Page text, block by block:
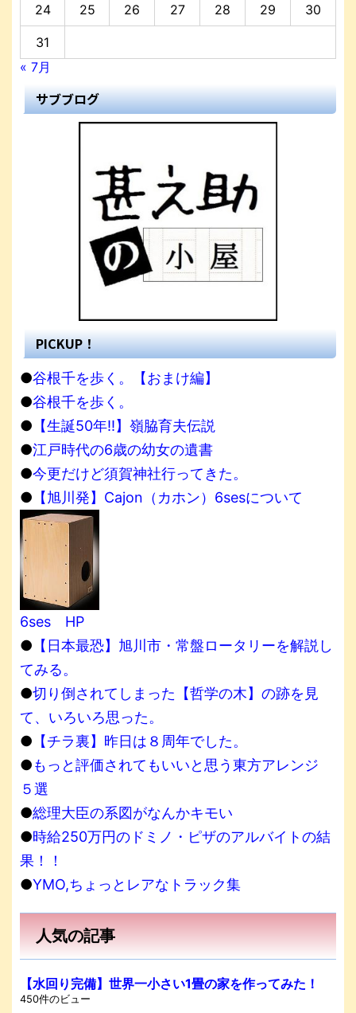
24 25 26 27 28 29 30
31
« 7月
サブブログ
PICKUP！
●谷根千を歩く。【おまけ編】
●谷根千を歩く。
● 【生誕50年!!】嶺脇育夫伝説
●江戸時代の6歳の幼女の遺書
●今更だけど須賀神社行ってきた。
● 【旭川発】Cajon（カホン）6sesについて
6ses HP
● 【日本最恐】旭川市・常盤ロータリーを解説し
てみる。
●切り倒されてしまった【哲学の木】の跡を見
て、いろいろ思った。
● 【チラ裏】昨日は８周年でした。
●もっと評価されてもいいと思う東方アレンジ
５選
●総理大臣の系図がなんかキモい
●時給250万円のドミノ・ピザのアルバイトの結
果！！
●YMO,ちょっとレアなトラック集
人気の記事
【水回り完備】世界一小さい1畳の家を作ってみた！
450件のビュー